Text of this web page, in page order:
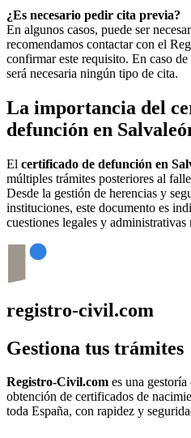
¿Es necesario pedir cita previa?
En algunos casos, puede ser
recomendamos contactar con el
confirmar este requisito. En caso
será necesaria ningún tipo de cita.
La importancia del
defunción en
El certificado de defunción en
múltiples trámites posteriores al
Desde la gestión de herencias y
instituciones, este documento es
cuestiones legales y administrativas
registro-civil.com
Gestiona tus trámites
Registro-Civil.com es una
obtención de certificados de
toda España, con rapidez y